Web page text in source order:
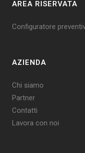
AREA RISERVATA
Configuratore
AZIENDA
Chi siamo
Partner
Contatti
Lavora con noi